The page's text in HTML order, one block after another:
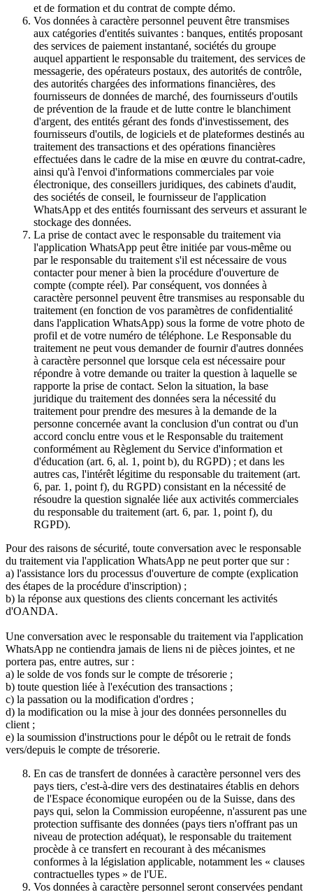
et de formation et du contrat de compte démo.
Vos données à caractère personnel peuvent être transmises
aux catégories d'entités suivantes : banques, entités proposant
des services de paiement instantané, sociétés du groupe
auquel appartient le responsable du traitement, des services de
messagerie, des opérateurs postaux, des autorités de contrôle,
des autorités chargées des informations financières, des
fournisseurs de données de marché, des fournisseurs d'outils
de prévention de la fraude et de lutte contre le blanchiment
d'argent, des entités gérant des fonds d'investissement, des
fournisseurs d'outils, de logiciels et de plateformes destinés au
traitement des transactions et des opérations financières
effectuées dans le cadre de la mise en œuvre du contrat-cadre,
ainsi qu'à l'envoi d'informations commerciales par voie
électronique, des conseillers juridiques, des cabinets d'audit,
des sociétés de conseil, le fournisseur de l'application
WhatsApp et des entités fournissant des serveurs et assurant le
stockage des données.
La prise de contact avec le responsable du traitement via
l'application WhatsApp peut être initiée par vous-même ou
par le responsable du traitement s'il est nécessaire de vous
contacter pour mener à bien la procédure d'ouverture de
compte (compte réel). Par conséquent, vos données à
caractère personnel peuvent être transmises au responsable du
traitement (en fonction de vos paramètres de confidentialité
dans l'application WhatsApp) sous la forme de votre photo de
profil et de votre numéro de téléphone. Le Responsable du
traitement ne peut vous demander de fournir d'autres données
à caractère personnel que lorsque cela est nécessaire pour
répondre à votre demande ou traiter la question à laquelle se
rapporte la prise de contact. Selon la situation, la base
juridique du traitement des données sera la nécessité du
traitement pour prendre des mesures à la demande de la
personne concernée avant la conclusion d'un contrat ou d'un
accord conclu entre vous et le Responsable du traitement
conformément au Règlement du Service d'information et
d'éducation (art. 6, al. 1, point b), du RGPD) ; et dans les
autres cas, l'intérêt légitime du responsable du traitement (art.
6, par. 1, point f), du RGPD) consistant en la nécessité de
résoudre la question signalée liée aux activités commerciales
du responsable du traitement (art. 6, par. 1, point f), du
RGPD).
Pour des raisons de sécurité, toute conversation avec le responsable
du traitement via l'application WhatsApp ne peut porter que sur :
a) l'assistance lors du processus d'ouverture de compte (explication
des étapes de la procédure d'inscription) ;
b) la réponse aux questions des clients concernant les activités
d'OANDA.
Une conversation avec le responsable du traitement via l'application
WhatsApp ne contiendra jamais de liens ni de pièces jointes, et ne
portera pas, entre autres, sur :
a) le solde de vos fonds sur le compte de trésorerie ;
b) toute question liée à l'exécution des transactions ;
c) la passation ou la modification d'ordres ;
d) la modification ou la mise à jour des données personnelles du
client ;
e) la soumission d'instructions pour le dépôt ou le retrait de fonds
vers/depuis le compte de trésorerie.
En cas de transfert de données à caractère personnel vers des
pays tiers, c'est-à-dire vers des destinataires établis en dehors
de l'Espace économique européen ou de la Suisse, dans des
pays qui, selon la Commission européenne, n'assurent pas une
protection suffisante des données (pays tiers n'offrant pas un
niveau de protection adéquat), le responsable du traitement
procède à ce transfert en recourant à des mécanismes
conformes à la législation applicable, notamment les « clauses
contractuelles types » de l'UE.
Vos données à caractère personnel seront conservées pendant